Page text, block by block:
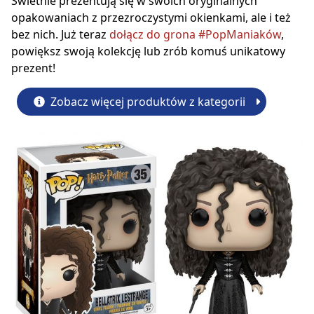
opakowaniach z przezroczystymi okienkami, ale i też
bez nich. Już teraz dołącz do grona #PopManiaków,
powiększ swoją kolekcję lub zrób komuś unikatowy
prezent!
Zobacz więcej produktów z kategorii